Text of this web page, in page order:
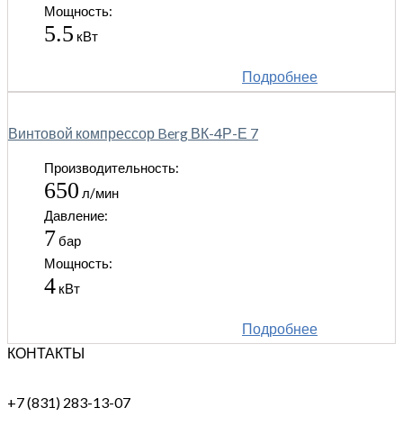
Мощность:
5.5 кВт
Подробнее
Винтовой компрессор Berg ВК-4Р-Е 7
Производительность:
650 л/мин
Давление:
7бар
Мощность:
4 кВт
Подробнее
КОНТАКТЫ
+7 (831) 283-13-07